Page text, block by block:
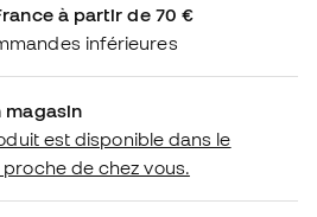
à partir de 70 €
inférieures
magasin
est disponible dans le
de chez vous.